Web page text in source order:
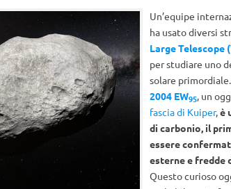
Un’equipe
ha usato diversi
Large Telescope
per studiare uno
solare
2004 EW95, un
fascia di Kuiper,è
di carbonio, il
essere
esterne e fredde
Questo curioso